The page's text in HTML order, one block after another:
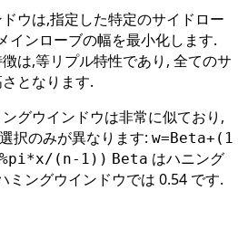
ウは,指定した特定のサイドロー
インローブの幅を最小化します.
は,等リプル特性であり, 全てのサ
となります.
グウインドウは非常に似ており,
択のみが異なります: w=Beta+(1
(n-1)) Beta はハニング
ミングウインドウでは 0.54 です.